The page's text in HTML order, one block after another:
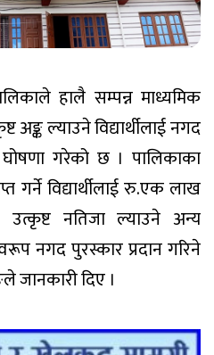
हालै सम्पन्न माध्यमिक
अङ्क ल्याउने विद्यार्थीलाई नगद
गरेको छ । पालिकाका
गर्ने विद्यार्थीलाई रु.एक लाख
नतिजा ल्याउने अन्य
नगद पुरस्कार प्रदान गरिने
जानकारी दिए ।